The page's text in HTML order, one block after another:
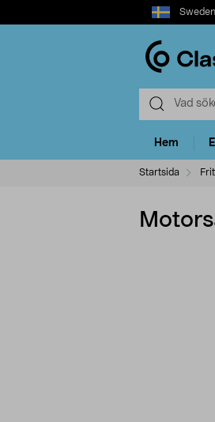
Select
market
Sweden
Hem El
Startsida